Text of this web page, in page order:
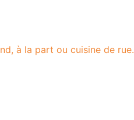
à la part ou cuisine de rue.